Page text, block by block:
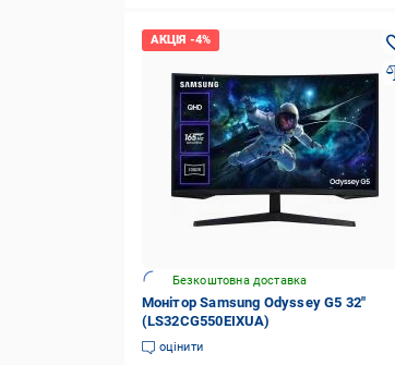
Безкоштовна доставка
Монітор Samsung Odyssey G5 32"
(LS32CG550EIXUA)
оцінити